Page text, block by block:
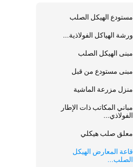
مستودع الهيكل الصلب
ورشة الهياكل الفولاذية...
مبنى الهيكل الصلب
مبنى مستودع من قبل
منزل مزرعة الماشية
مباني المكاتب ذات الإطار
الفولاذي...
معلق صلب هيكلي
قاعة المعارض الهيكل
الصلب...